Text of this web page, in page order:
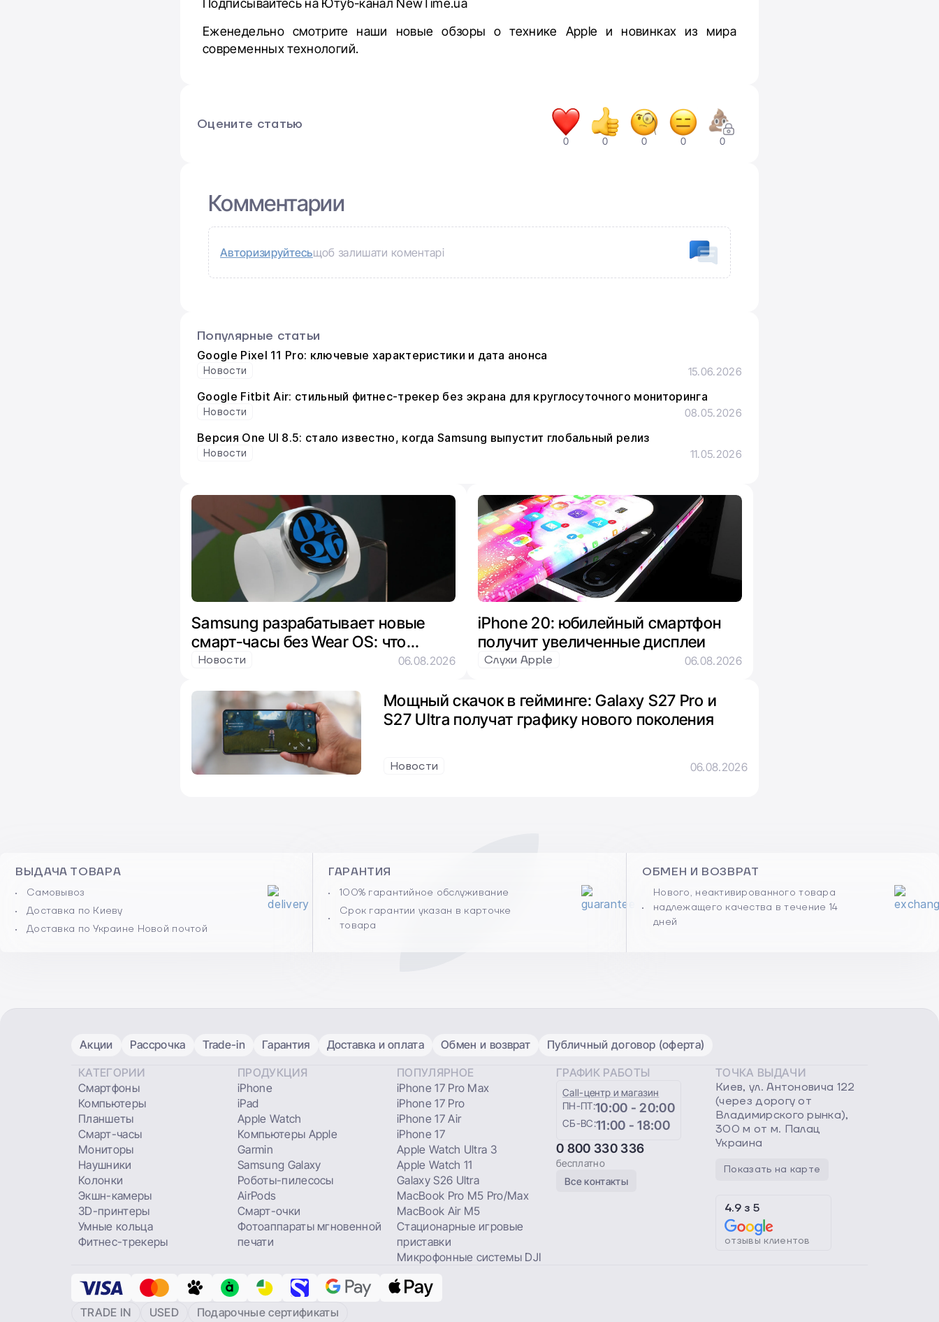
Подписывайтесь на Ютуб-канал NewTime.ua
Еженедельно смотрите наши новые обзоры о технике Apple и новинках из мира
современных технологий.
Оцените статью
0 0 0 0 0
Комментарии
Авторизируйтесьщоб залишати коментарі
Популярные статьи
Google Pixel 11 Pro: ключевые характеристики и дата анонса
Новости 15.06.2026
Google Fitbit Air: стильный фитнес-трекер без экрана для круглосуточного мониторинга
Новости 08.05.2026
Версия One UI 8.5: стало известно, когда Samsung выпустит глобальный релиз
Новости 11.05.2026
Samsung разрабатывает новые
смарт-часы без Wear OS: что
известно о Galaxy Aero
Новости 06.08.2026
iPhone 20: юбилейный смартфон
получит увеличенные дисплеи
Слухи Apple 06.08.2026
Мощный скачок в гейминге: Galaxy S27 Pro и
S27 Ultra получат графику нового поколения
Новости 06.08.2026
ВЫДАЧА ТОВАРА
Самовывоз
Доставка по Киеву
Доставка по Украине Новой почтой
ГАРАНТИЯ
100% гарантийное обслуживание
Срок гарантии указан в карточке
товара
ОБМЕН И ВОЗВРАТ
Нового, неактивированного товара
надлежащего качества в течение 14
дней
Акции Рассрочка Trade-in Гарантия Доставка и оплата Обмен и возврат Публичный договор (оферта)
КАТЕГОРИИ
Смартфоны
Компьютеры
Планшеты
Смарт-часы
Мониторы
Наушники
Колонки
Экшн-камеры
3D-принтеры
Умные кольца
Фитнес-трекеры
ПРОДУКЦИЯ
iPhone
iPad
Apple Watch
Компьютеры Apple
Garmin
Samsung Galaxy
Роботы-пилесосы
AirPods
Смарт-очки
Фотоаппараты мгновенной
печати
ПОПУЛЯРНОЕ
iPhone 17 Pro Max
iPhone 17 Pro
iPhone 17 Air
iPhone 17
Apple Watch Ultra 3
Apple Watch 11
Galaxy S26 Ultra
MacBook Pro M5 Pro/Max
MacBook Air M5
Стационарные игровые
приставки
Микрофонные системы DJI
ГРАФИК РАБОТЫ
Сall-центр и магазин
ПН-ПТ:10:00 - 20:00
СБ-ВС:11:00 - 18:00
0 800 330 336
бесплатно
Все контакты
ТОЧКА ВЫДАЧИ
Киев, ул. Антоновича 122
(через дорогу от
Владимирского рынка),
300 м от м. Палац
Украина
Показать на карте
4.9з 5
отзывы клиентов
TRADE IN USED Подарочные сертификаты